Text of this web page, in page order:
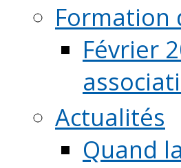
Formation
Février
Actualités
Quand